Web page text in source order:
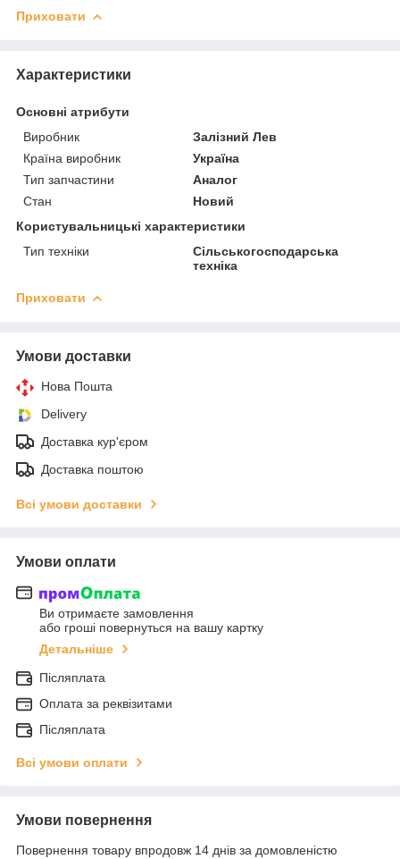
Приховати
Характеристики
Основні атрибути
Виробник
Залізний Лев
Країна виробник
Україна
Тип запчастини
Аналог
Стан
Новий
Користувальницькі характеристики
Тип техніки
Сільськогосподарська
техніка
Приховати
Умови доставки
Нова Пошта
Delivery
Доставка кур'єром
Доставка поштою
Всі умови доставки
Умови оплати
Ви отримаєте замовлення
або гроші повернуться на вашу картку
Детальніше
Післяплата
Оплата за реквізитами
Післяплата
Всі умови оплати
Умови повернення
Повернення товару впродовж 14 днів за домовленістю